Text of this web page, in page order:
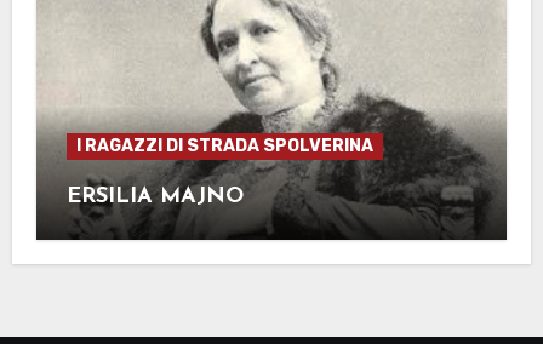
I RAGAZZI DI STRADA SPOLVERINA
ERSILIA MAJNO